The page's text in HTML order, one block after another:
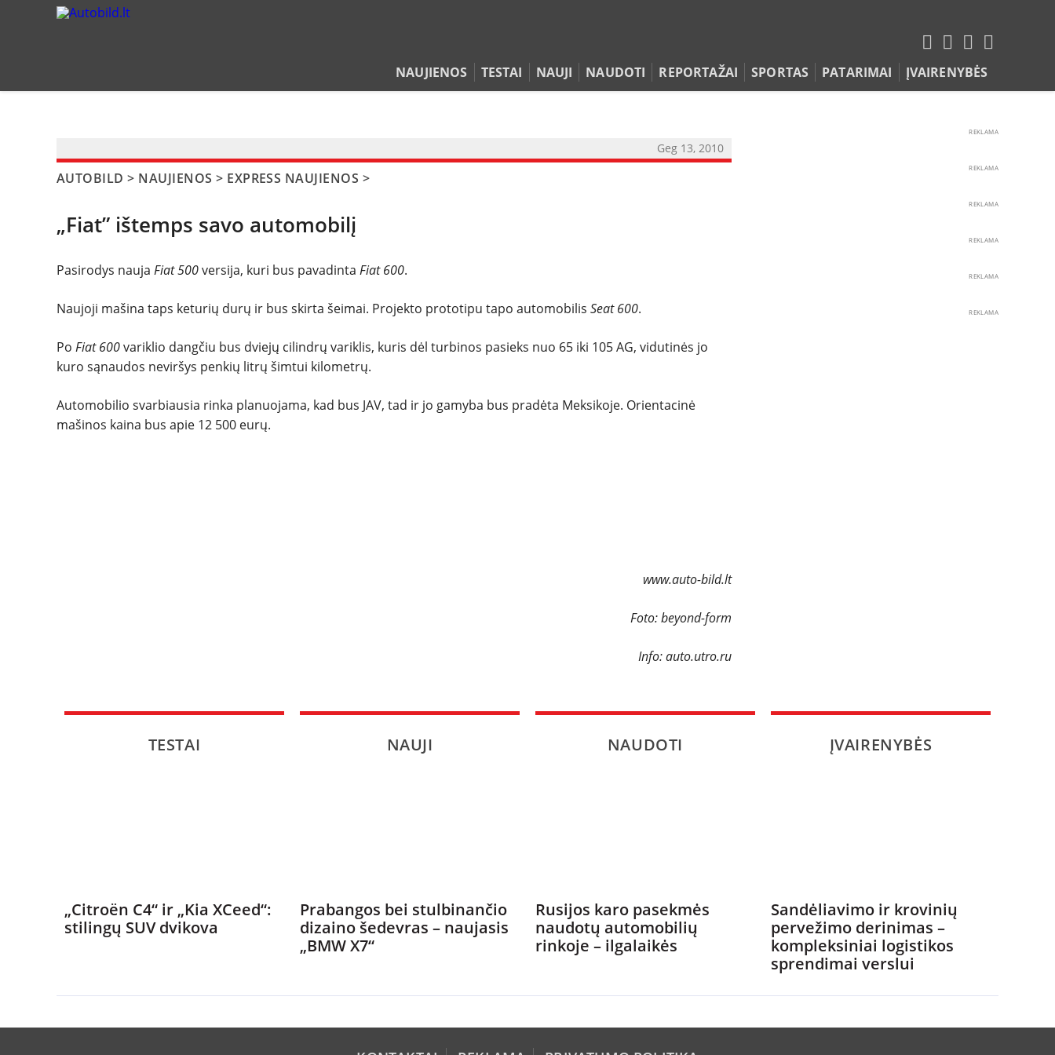
NAUJIENOS TESTAI NAUJI NAUDOTI REPORTAŽAI SPORTAS PATARIMAI ĮVAIRENYBĖS
NAUDOTI
REPORTAŽAI
SPORTAS
Geg 13, 2010
AUTOBILD > NAUJIENOS > EXPRESS NAUJIENOS >
„Fiat” ištemps savo automobilį
Pasirodys nauja Fiat 500versija, kuri bus pavadinta Fiat 600.
Naujoji mašina taps keturių durų ir bus skirta šeimai. Projekto prototipu tapo automobilis Seat 600.
Po Fiat 600variklio dangčiu bus dviejų cilindrų variklis, kuris dėl turbinos pasieks nuo 65 iki 105 AG, vidutinės jo
kuro sąnaudos neviršys penkių litrų šimtui kilometrų.
Automobilio svarbiausia rinka planuojama, kad bus JAV, tad ir jo gamyba bus pradėta Meksikoje. Orientacinė
mašinos kaina bus apie 12 500 eurų.
www.auto-bild.lt
Foto: beyond-form
Info: auto.utro.ru
REKLAMA
REKLAMA
REKLAMA
REKLAMA
REKLAMA
REKLAMA
TESTAI
„Citroën C4“ ir „Kia XCeed“:
stilingų SUV dvikova
NAUJI
Prabangos bei stulbinančio
dizaino šedevras – naujasis
„BMW X7“
NAUDOTI
Rusijos karo pasekmės
naudotų automobilių
rinkoje – ilgalaikės
ĮVAIRENYBĖS
Sandėliavimo ir krovinių
pervežimo derinimas –
kompleksiniai logistikos
sprendimai verslui